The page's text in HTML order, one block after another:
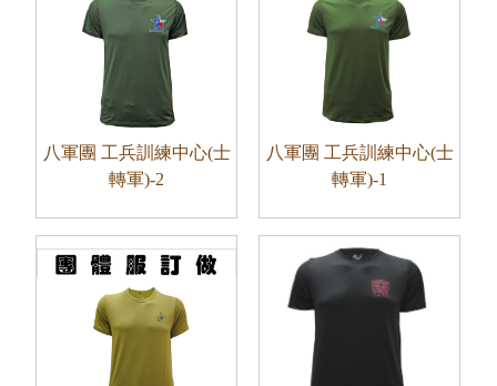
八軍團 工兵訓練中心(士
轉軍)-2
八軍團 工兵訓練中心(士
轉軍)-1